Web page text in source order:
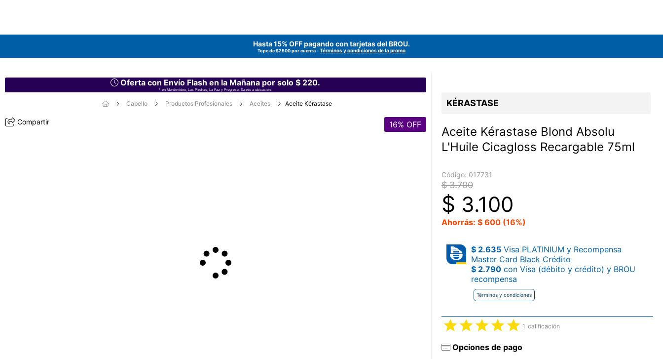
Hasta 15% OFF pagando con tarjetas del BROU.
Tope de $2500 por cuenta -Términos y condiciones de la promo
Oferta con Envío Flash en la Mañana por solo $ 220.
* en Montevideo, Las Piedras, La Paz y Progreso. Sujeto a ubicación.
Cabello Productos Profesionales Aceites Aceite Kérastase
Compartir 16% OFF
KÉRASTASE
Aceite Kérastase Blond Absolu
L'Huile Cicagloss Recargable 75ml
Código: 017731
$ 3.700
$ 3.100
Ahorrás: $ 600 (16%)
$ 2.635Visa PLATINIUM y Recompensa
Master Card Black Crédito
$ 2.790con Visa (débito y crédito) y BROU
recompensa
Términos y condiciones
1 calificación
Opciones de pago